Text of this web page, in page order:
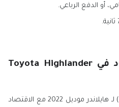
أو الدفع الرباعي.
نسبة استهلاك الوقود في Toyota Highlander
تم تصنيف وكالة حماية البيئة (EPA) لـ هايلاندر موديل 2022 مع الاقتصاد